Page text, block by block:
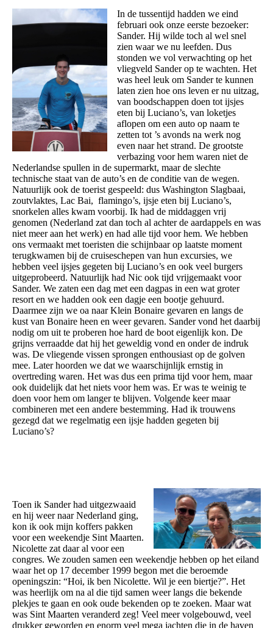
In de tussentijd hadden we eind
februari ook onze eerste bezoeker:
Sander. Hij wilde toch al wel snel
zien waar we nu leefden. Dus
stonden we vol verwachting op het
vliegveld Sander op te wachten. Het
was heel leuk om Sander te kunnen
laten zien hoe ons leven er nu uitzag,
van boodschappen doen tot ijsjes
eten bij Luciano’s, van loketjes
aflopen om een auto op naam te
zetten tot ’s avonds na werk nog
even naar het strand. De grootste
verbazing voor hem waren niet de
Nederlandse spullen in de supermarkt, maar de slechte
technische staat van de auto’s en de conditie van de wegen.
Natuurlijk ook de toerist gespeeld: dus Washington Slagbaai,
zoutvlaktes, Lac Bai, flamingo’s, ijsje eten bij Luciano’s,
snorkelen alles kwam voorbij. Ik had de middaggen vrij
genomen (Nederland zat dan toch al achter de aardappels en was
niet meer aan het werk) en had alle tijd voor hem. We hebben
ons vermaakt met toeristen die schijnbaar op laatste moment
terugkwamen bij de cruiseschepen van hun excursies, we
hebben veel ijsjes gegeten bij Luciano’s en ook veel burgers
uitgeprobeerd. Natuurlijk had Nic ook tijd vrijgemaakt voor
Sander. We zaten een dag met een dagpas in een wat groter
resort en we hadden ook een dagje een bootje gehuurd.
Daarmee zijn we oa naar Klein Bonaire gevaren en langs de
kust van Bonaire heen en weer gevaren. Sander vond het daarbij
nodig om uit te proberen hoe hard de boot eigenlijk kon. De
grijns verraadde dat hij het geweldig vond en onder de indruk
was. De vliegende vissen sprongen enthousiast op de golven
mee. Later hoorden we dat we waarschijnlijk ernstig in
overtreding waren. Het was dus een prima tijd voor hem, maar
ook duidelijk dat het niets voor hem was. Er was te weinig te
doen voor hem om langer te blijven. Volgende keer maar
combineren met een andere bestemming. Had ik trouwens
gezegd dat we regelmatig een ijsje hadden gegeten bij
Luciano’s?
Toen ik Sander had uitgezwaaid
en hij weer naar Nederland ging,
kon ik ook mijn koffers pakken
voor een weekendje Sint Maarten.
Nicolette zat daar al voor een
congres. We zouden samen een weekendje hebben op het eiland
waar het op 17 december 1999 begon met die beroemde
openingszin: “Hoi, ik ben Nicolette. Wil je een biertje?”. Het
was heerlijk om na al die tijd samen weer langs die bekende
plekjes te gaan en ook oude bekenden op te zoeken. Maar wat
was Sint Maarten veranderd zeg! Veel meer volgebouwd, veel
drukker geworden en enorm veel mega jachten die in de haven